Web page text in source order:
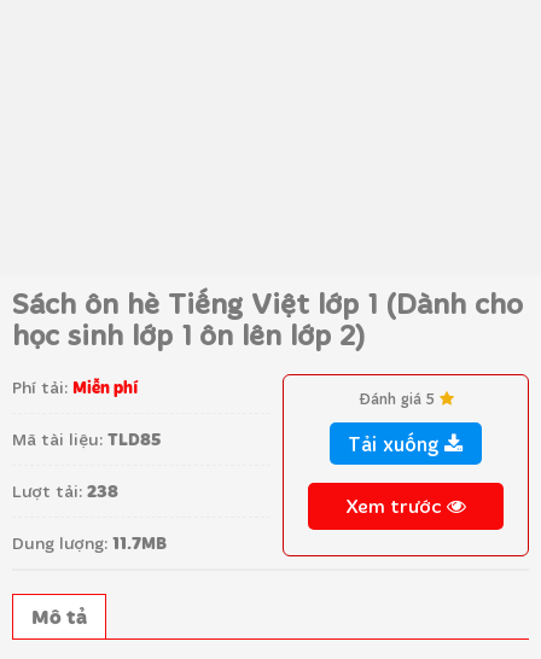
Sách ôn hè Tiếng Việt lớp 1 (Dành cho
học sinh lớp 1 ôn lên lớp 2)
Đánh giá 5
Tải xuống
Xem trước
Phí tải: Miễn phí
Mã tài liệu: TLD85
Lượt tải: 238
Dung lượng: 11.7MB
Mô tả